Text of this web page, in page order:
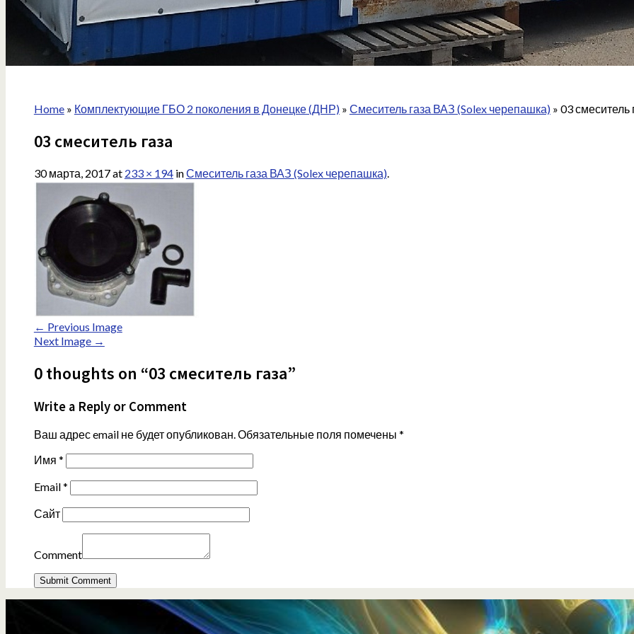
Home» Комплектующие ГБО 2 поколения в Донецке (ДНР)» Смеситель газа ВАЗ (Solex черепашка)» 03 смеситель
03 смеситель газа
30 марта, 2017at 233 × 194inСмеситель газа ВАЗ (Solex черепашка).
← Previous Image
Next Image →
0 thoughts on “03 смеситель газа”
Write a Reply or Comment
Ваш адрес email не будет опубликован.Обязательные поля помечены *
Имя *
Email*
Сайт
Comment